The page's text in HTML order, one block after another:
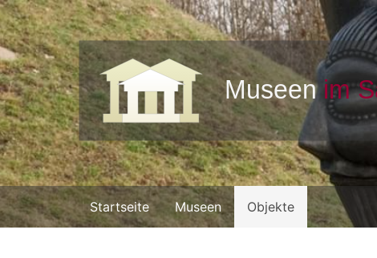
Startseite Museen Objekte